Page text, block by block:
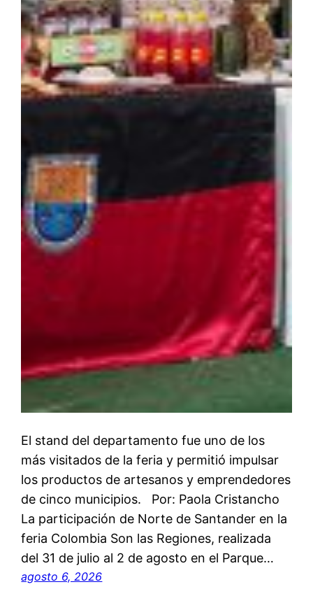
El stand del departamento fue uno de los
más visitados de la feria y permitió impulsar
los productos de artesanos y emprendedores
de cinco municipios. Por: Paola Cristancho
La participación de Norte de Santander en la
feria Colombia Son las Regiones, realizada
del 31 de julio al 2 de agosto en el Parque…
agosto 6, 2026